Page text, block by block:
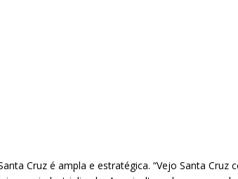
Cruz é ampla e estratégica. “Vejo Santa Cruz